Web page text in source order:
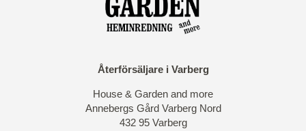
Återförsäljare i Varberg
House & Garden and more
Annebergs Gård Varberg Nord
432 95 Varberg